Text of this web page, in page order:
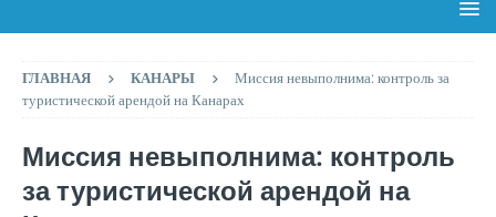
ГЛАВНАЯ КАНАРЫ
Миссия невыполнима: контроль за
туристической арендой на Канарах
Миссия невыполнима: контроль
за туристической арендой на